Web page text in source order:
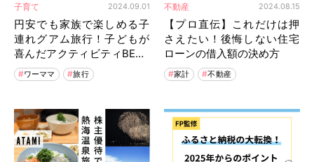
子育て 2024.09.01
円安でも家族で楽しめる子
連れグアム旅行！子どもが
喜んだアクティビティBEST
3 ワーママ 旅行
不動産 2024.08.15
【プロ直伝】これだけは押
さえたい！後悔しない住宅
ローンの借入額の決め方
家計 不動産